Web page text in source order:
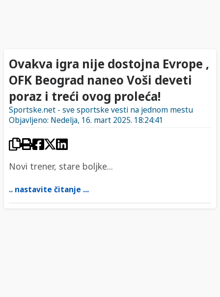
Ovakva igra nije dostojna Evrope ,
OFK Beograd naneo Voši deveti
poraz i treći ovog proleća!
Sportske.net - sve sportske vesti na jednom mestu
Objavljeno: Nedelja, 16. mart 2025. 18:24:41
Novi trener, stare boljke...
.. nastavite čitanje ...